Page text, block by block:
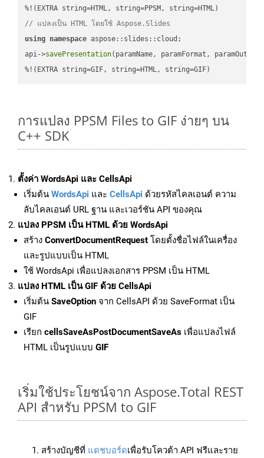
// แปลงเป็น HTML โดยใช้ Aspose.Slides
using namespace aspose::slides::cloud;
api->savePresentation(paramName, paramFormat,
%!(EXTRA string=GIF, string=HTML, string=GIF)
การแปลง PPSM Files to GIF ง่ายๆ บน
C++ SDK
ตั้งค่า WordsApi และ CellsApi
เริ่มต้น WordsApi และ CellsApi ด้วยรหัสไคลเอนต์ ความ
ลับไคลเอนต์ URL ฐาน และเวอร์ชัน API ของคุณ
แปลง PPSM เป็น HTML ด้วย WordsApi
สร้าง ConvertDocumentRequest โดยตั้งชื่อไฟล์ในเครื่อง
และรูปแบบเป็น HTML
ใช้ WordsApi เพื่อแปลงเอกสาร PPSM เป็น HTML
แปลง HTML เป็น GIF ด้วย CellsApi
เริ่มต้น SaveOption จาก CellsAPI ด้วย SaveFormat เป็น
GIF
เรียก cellsSaveAsPostDocumentSaveAs เพื่อแปลงไฟล์
HTML เป็นรูปแบบ GIF
เริ่มใช้ประโยชน์จาก Aspose.Total REST
API สำหรับ PPSM to GIF
สร้างบัญชีที่ แดชบอร์ดเพื่อรับโควต้า API ฟรีและราย